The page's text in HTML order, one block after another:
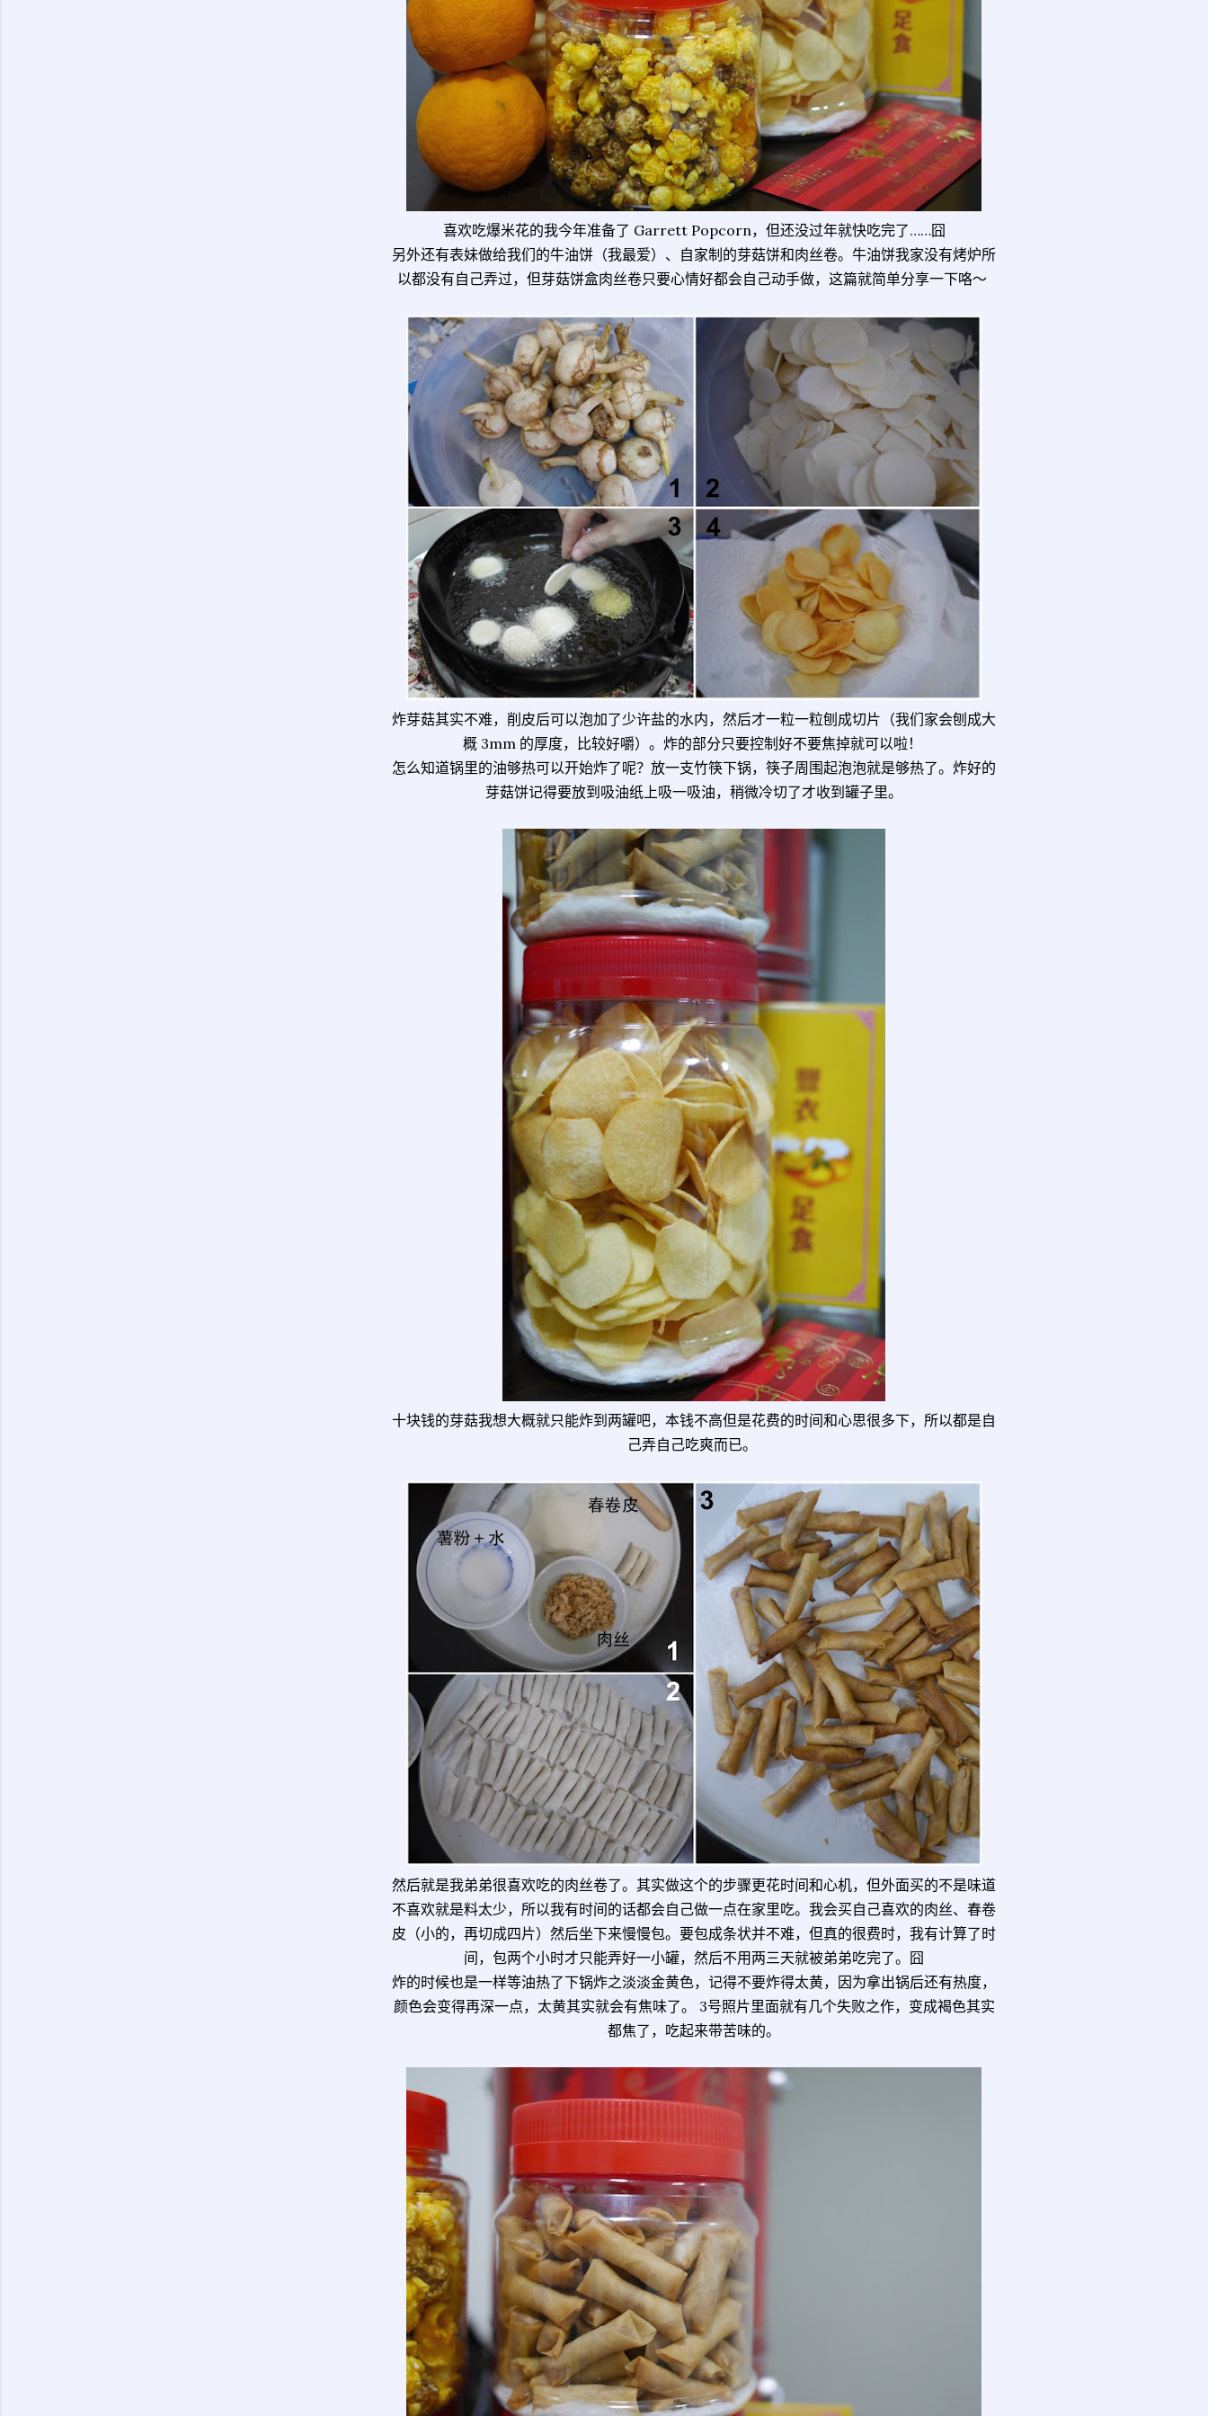
喜欢吃爆米花的我今年准备了 Garrett Popcorn，但还没过年就快吃完了……囧
另外还有表妹做给我们的牛油饼（我最爱）、自家制的芽菇饼和肉丝卷。牛油饼我家没有烤炉所
以都没有自己弄过，但芽菇饼盒肉丝卷只要心情好都会自己动手做，这篇就简单分享一下咯～
炸芽菇其实不难，削皮后可以泡加了少许盐的水内，然后才一粒一粒刨成切片（我们家会刨成大
概 3mm 的厚度，比较好嚼）。炸的部分只要控制好不要焦掉就可以啦！
怎么知道锅里的油够热可以开始炸了呢？放一支竹筷下锅，筷子周围起泡泡就是够热了。炸好的
芽菇饼记得要放到吸油纸上吸一吸油，稍微冷切了才收到罐子里。
十块钱的芽菇我想大概就只能炸到两罐吧，本钱不高但是花费的时间和心思很多下，所以都是自
己弄自己吃爽而已。
然后就是我弟弟很喜欢吃的肉丝卷了。其实做这个的步骤更花时间和心机，但外面买的不是味道
不喜欢就是料太少，所以我有时间的话都会自己做一点在家里吃。我会买自己喜欢的肉丝、春卷
皮（小的，再切成四片）然后坐下来慢慢包。要包成条状并不难，但真的很费时，我有计算了时
间，包两个小时才只能弄好一小罐，然后不用两三天就被弟弟吃完了。囧
炸的时候也是一样等油热了下锅炸之淡淡金黄色，记得不要炸得太黄，因为拿出锅后还有热度，
颜色会变得再深一点，太黄其实就会有焦味了。 3号照片里面就有几个失败之作，变成褐色其实
都焦了，吃起来带苦味的。